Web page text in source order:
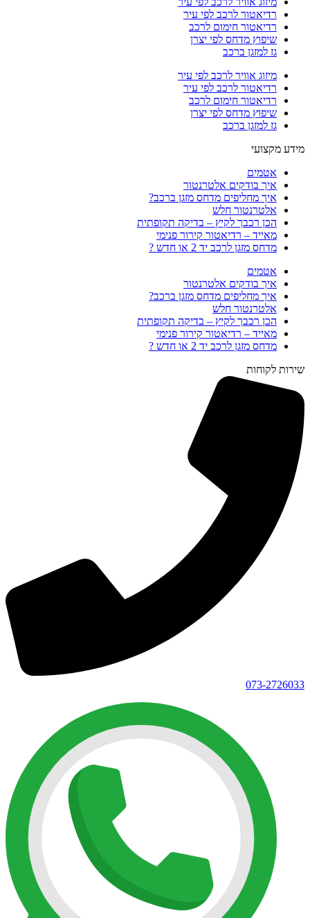
רדיאטור לרכב לפי עיר
רדיאטור חימום לרכב
שיפוץ מדחס לפי יצרן
גז למזגן ברכב
מיזוג אוויר לרכב לפי עיר
רדיאטור לרכב לפי עיר
רדיאטור חימום לרכב
שיפוץ מדחס לפי יצרן
גז למזגן ברכב
מידע מקצועי
אטמים
איך בודקים אלטרנטור
איך מחליפים מדחס מזגן ברכב?
אלטרנטור חלש
הכן רכבך לקיץ – בדיקה תקופתית
מאייד – רדיאטור קירור פנימי
מדחס מזגן לרכב יד 2 או חדש ?
אטמים
איך בודקים אלטרנטור
איך מחליפים מדחס מזגן ברכב?
אלטרנטור חלש
הכן רכבך לקיץ – בדיקה תקופתית
מאייד – רדיאטור קירור פנימי
מדחס מזגן לרכב יד 2 או חדש ?
שירות לקוחות
073-2726033